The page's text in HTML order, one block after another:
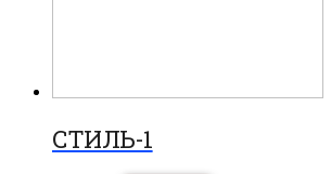
СТИЛЬ-1